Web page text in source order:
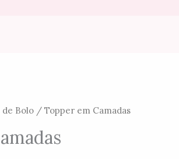
Bolo/ Topper em Camadas
Faixa
de